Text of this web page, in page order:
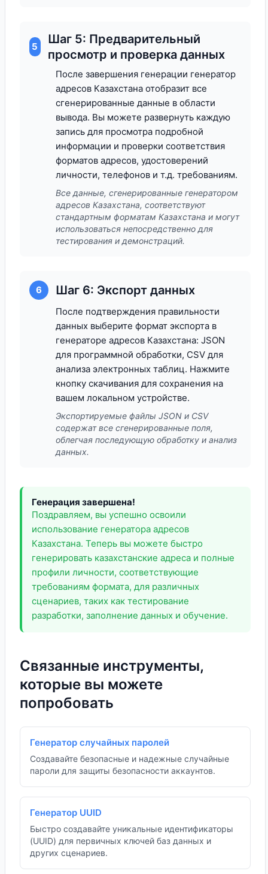
5
Шаг 5: Предварительный
просмотр и проверка данных
После завершения генерации генератор
адресов Казахстана отобразит все
сгенерированные данные в области
вывода. Вы можете развернуть каждую
запись для просмотра подробной
информации и проверки соответствия
форматов адресов, удостоверений
личности, телефонов и т.д. требованиям.
Все данные, сгенерированные генератором
адресов Казахстана, соответствуют
стандартным форматам Казахстана и могут
использоваться непосредственно для
тестирования и демонстраций.
6 Шаг 6: Экспорт данных
После подтверждения правильности
данных выберите формат экспорта в
генераторе адресов Казахстана: JSON
для программной обработки, CSV для
анализа электронных таблиц. Нажмите
кнопку скачивания для сохранения на
вашем локальном устройстве.
Экспортируемые файлы JSON и CSV
содержат все сгенерированные поля,
облегчая последующую обработку и анализ
данных.
Генерация завершена!
Поздравляем, вы успешно освоили
использование генератора адресов
Казахстана. Теперь вы можете быстро
генерировать казахстанские адреса и полные
профили личности, соответствующие
требованиям формата, для различных
сценариев, таких как тестирование
разработки, заполнение данных и обучение.
Связанные инструменты,
которые вы можете
попробовать
Генератор случайных паролей
Создавайте безопасные и надежные случайные
пароли для защиты безопасности аккаунтов.
Генератор UUID
Быстро создавайте уникальные идентификаторы
(UUID) для первичных ключей баз данных и
других сценариев.